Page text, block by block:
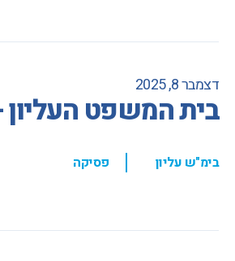
דצמבר 8, 2025
בית המשפט העליון
בימ"ש עליון , פסיקה